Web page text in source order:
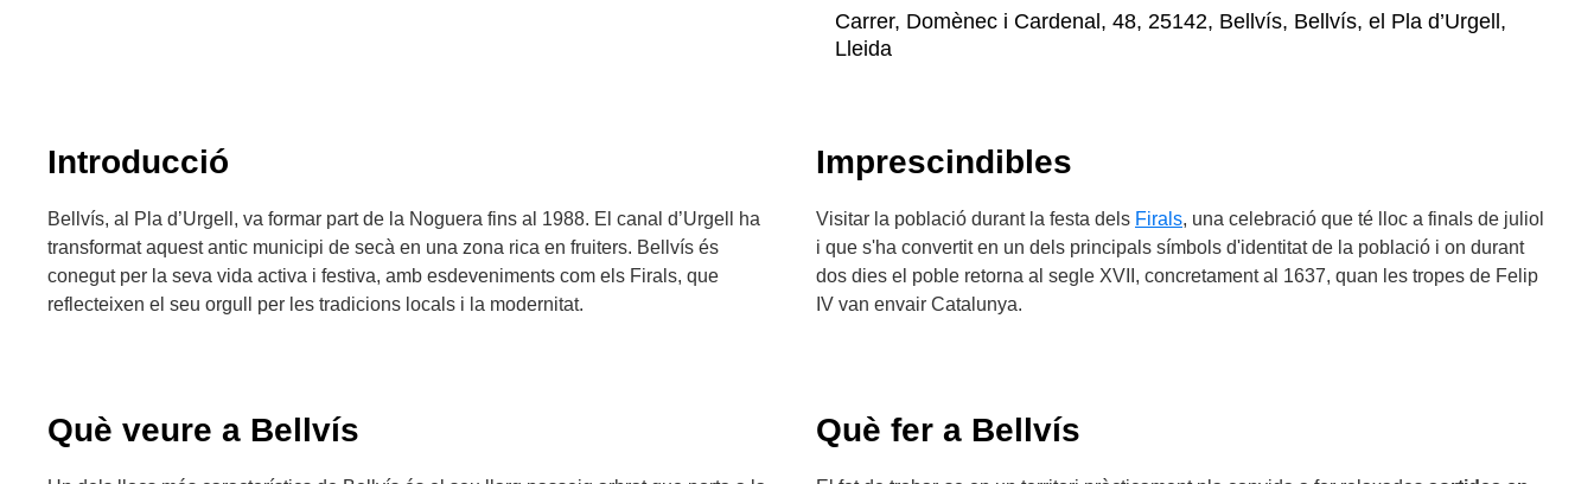
Carrer, Domènec i Cardenal, 48, 25142, Bellvís, Bellvís, el Pla d’Urgell,
Lleida
Introducció
Bellvís, al Pla d’Urgell, va formar part de la Noguera fins al 1988. El canal d’Urgell ha
transformat aquest antic municipi de secà en una zona rica en fruiters. Bellvís és
conegut per la seva vida activa i festiva, amb esdeveniments com els Firals, que
reflecteixen el seu orgull per les tradicions locals i la modernitat.
Imprescindibles
Visitar la població durant la festa dels Firals, una celebració que té lloc a finals de juliol
i que s'ha convertit en un dels principals símbols d'identitat de la població i on durant
dos dies el poble retorna al segle XVII, concretament al 1637, quan les tropes de Felip
IV van envair Catalunya.
Què veure a Bellvís Què fer a Bellvís